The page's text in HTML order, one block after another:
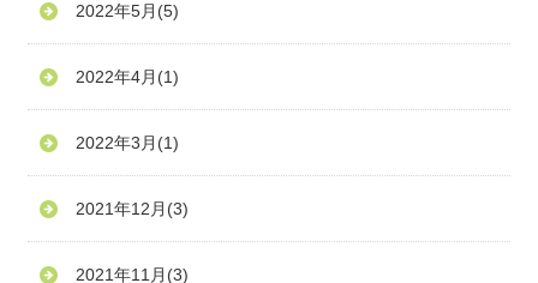
2022年5月 (5)
2022年4月 (1)
2022年3月 (1)
2021年12月 (3)
2021年11月 (3)